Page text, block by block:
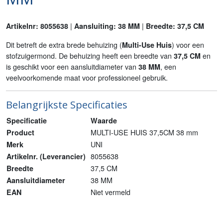
Artikelnr: 8055638 | Aansluiting: 38 MM | Breedte: 37,5 CM
Dit betreft de extra brede behuizing (Multi-Use Huis) voor een
stofzuigermond. De behuizing heeft een breedte van 37,5 CM en
is geschikt voor een aansluitdiameter van 38 MM, een
veelvoorkomende maat voor professioneel gebruik.
Belangrijkste Specificaties
Specificatie
Waarde
Product
MULTI-USE HUIS 37,5CM 38 mm
Merk UNI
Artikelnr. (Leverancier) 8055638
Breedte 37,5 CM
Aansluitdiameter 38 MM
EAN Niet vermeld